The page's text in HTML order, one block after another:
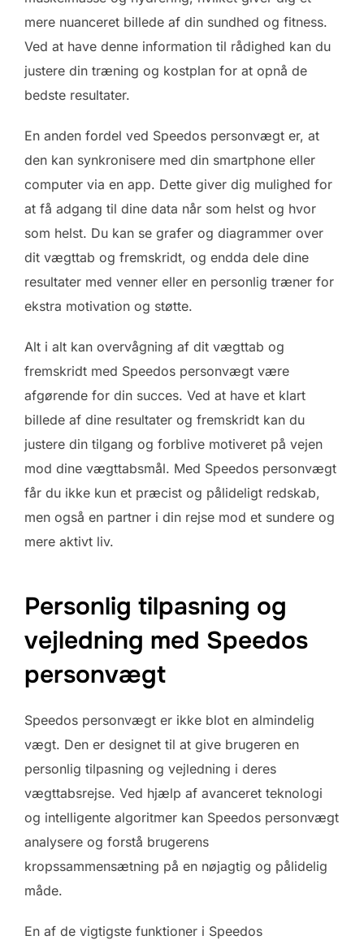
mere nuanceret billede af din sundhed og fitness.
Ved at have denne information til rådighed kan du
justere din træning og kostplan for at opnå de
bedste resultater.
En anden fordel ved Speedos personvægt er, at
den kan synkronisere med din smartphone eller
computer via en app. Dette giver dig mulighed for
at få adgang til dine data når som helst og hvor
som helst. Du kan se grafer og diagrammer over
dit vægttab og fremskridt, og endda dele dine
resultater med venner eller en personlig træner for
ekstra motivation og støtte.
Alt i alt kan overvågning af dit vægttab og
fremskridt med Speedos personvægt være
afgørende for din succes. Ved at have et klart
billede af dine resultater og fremskridt kan du
justere din tilgang og forblive motiveret på vejen
mod dine vægttabsmål. Med Speedos personvægt
får du ikke kun et præcist og pålideligt redskab,
men også en partner i din rejse mod et sundere og
mere aktivt liv.
Personlig tilpasning og
vejledning med Speedos
personvægt
Speedos personvægt er ikke blot en almindelig
vægt. Den er designet til at give brugeren en
personlig tilpasning og vejledning i deres
vægttabsrejse. Ved hjælp af avanceret teknologi
og intelligente algoritmer kan Speedos personvægt
analysere og forstå brugerens
kropssammensætning på en nøjagtig og pålidelig
måde.
En af de vigtigste funktioner i Speedos